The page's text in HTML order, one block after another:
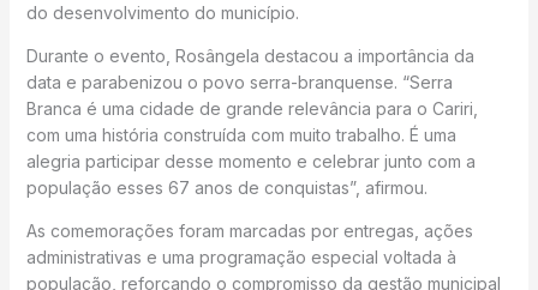
do desenvolvimento do município.
Durante o evento, Rosângela destacou a importância da
data e parabenizou o povo serra-branquense. “Serra
Branca é uma cidade de grande relevância para o Cariri,
com uma história construída com muito trabalho. É uma
alegria participar desse momento e celebrar junto com a
população esses 67 anos de conquistas”, afirmou.
As comemorações foram marcadas por entregas, ações
administrativas e uma programação especial voltada à
população, reforçando o compromisso da gestão municipal